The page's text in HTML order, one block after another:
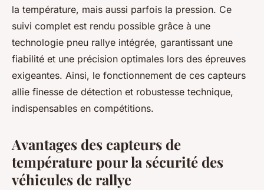
la température, mais aussi parfois la pression. Ce
suivi complet est rendu possible grâce à une
technologie pneu rallye intégrée, garantissant une
fiabilité et une précision optimales lors des épreuves
exigeantes. Ainsi, le fonctionnement de ces capteurs
allie finesse de détection et robustesse technique,
indispensables en compétitions.
Avantages des capteurs de
température pour la sécurité des
véhicules de rallye